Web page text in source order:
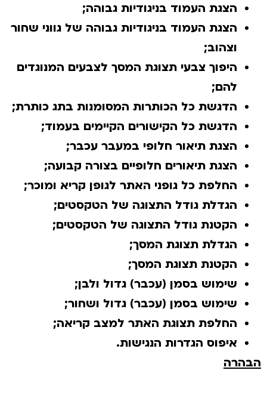
הצגת העמוד בניגודיות גבוהה;
הצגת העמוד בניגודיות גבוהה של גווני שחור
וצהוב;
היפוך צבעי תצוגת המסך לצבעים המנוגדים
להם;
הדגשת כל הכותרות המסומנות בתג כותרת;
הדגשת כל הקישורים הקיימים בעמוד;
הצגת תיאור חלופי במעבר עכבר;
הצגת תיאורים חלופיים בצורה קבועה;
החלפת כל גופני האתר לגופן קריא ומוכר;
הגדלת גודל התצוגה של הטקסטים;
הקטנת גודל התצוגה של הטקסטים;
הגדלת תצוגת המסך;
הקטנת תצוגת המסך;
שימוש בסמן (עכבר) גדול ולבן;
שימוש בסמן (עכבר) גדול ושחור;
החלפת תצוגת האתר למצב קריאה;
איפוס הגדרות הנגישות.
הבהרה